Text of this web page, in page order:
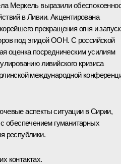
Меркель выразили
в Ливии. Акцентирована
прекращения огня и
под эгидой ООН. С российской
оценка посредническим усилиям
ливийского кризиса
международной
аспекты ситуации в Сирии,
обеспечением гуманитарных
республики.
контактах.